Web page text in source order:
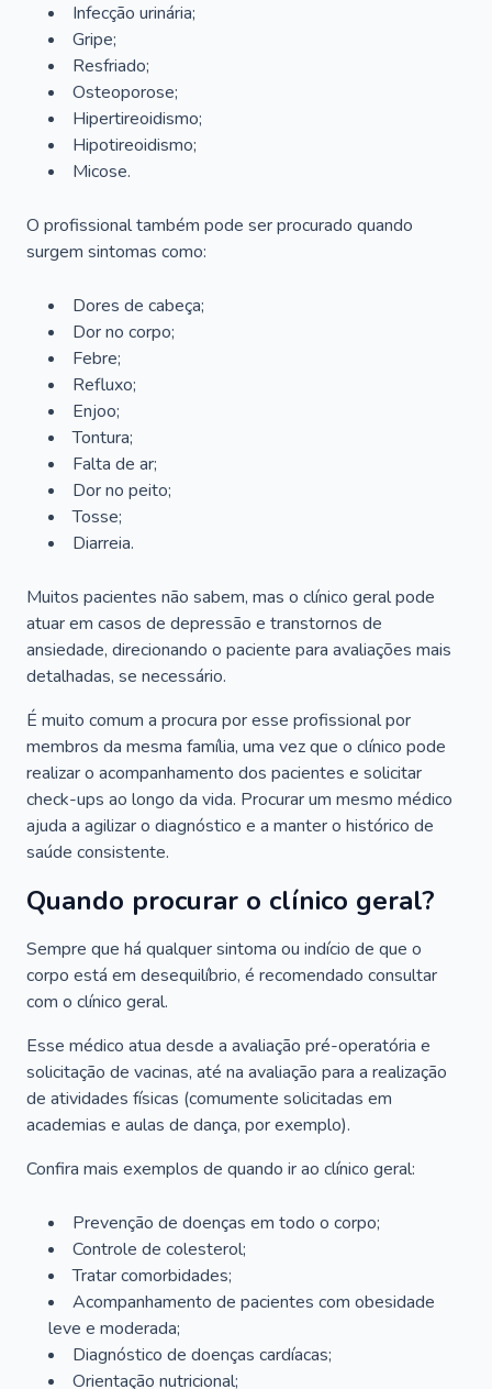
Infecção urinária;
Gripe;
Resfriado;
Osteoporose;
Hipertireoidismo;
Hipotireoidismo;
Micose.
O profissional também pode ser procurado quando
surgem sintomas como:
Dores de cabeça;
Dor no corpo;
Febre;
Refluxo;
Enjoo;
Tontura;
Falta de ar;
Dor no peito;
Tosse;
Diarreia.
Muitos pacientes não sabem, mas o clínico geral pode
atuar em casos de depressão e transtornos de
ansiedade, direcionando o paciente para avaliações mais
detalhadas, se necessário.
É muito comum a procura por esse profissional por
membros da mesma família, uma vez que o clínico pode
realizar o acompanhamento dos pacientes e solicitar
check-ups ao longo da vida. Procurar um mesmo médico
ajuda a agilizar o diagnóstico e a manter o histórico de
saúde consistente.
Quando procurar o clínico geral?
Sempre que há qualquer sintoma ou indício de que o
corpo está em desequilíbrio, é recomendado consultar
com o clínico geral.
Esse médico atua desde a avaliação pré-operatória e
solicitação de vacinas, até na avaliação para a realização
de atividades físicas (comumente solicitadas em
academias e aulas de dança, por exemplo).
Confira mais exemplos de quando ir ao clínico geral:
Prevenção de doenças em todo o corpo;
Controle de colesterol;
Tratar comorbidades;
Acompanhamento de pacientes com obesidade
leve e moderada;
Diagnóstico de doenças cardíacas;
Orientação nutricional;